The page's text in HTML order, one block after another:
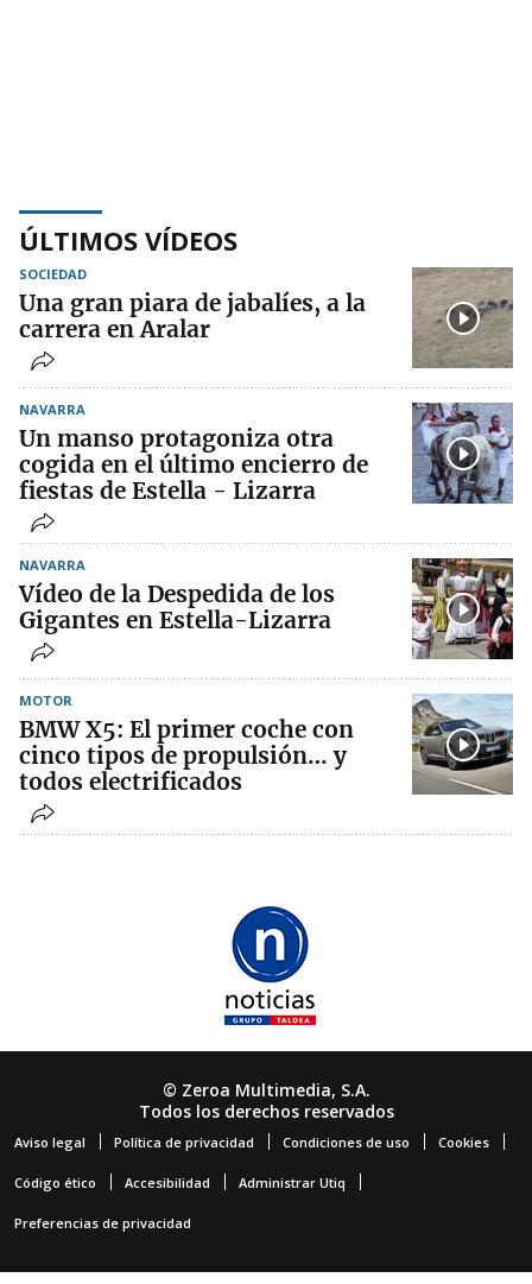
ÚLTIMOS VÍDEOS
SOCIEDAD
Una gran piara de jabalíes, a la
carrera en Aralar
NAVARRA
Un manso protagoniza otra
cogida en el último encierro de
fiestas de Estella - Lizarra
NAVARRA
Vídeo de la Despedida de los
Gigantes en Estella-Lizarra
MOTOR
BMW X5: El primer coche con
cinco tipos de propulsión… y
todos electrificados
© Zeroa Multimedia, S.A.
Todos los derechos reservados
Aviso legal Política de privacidad Condiciones de uso Cookies
Código ético Accesibilidad Administrar Utiq
Preferencias de privacidad